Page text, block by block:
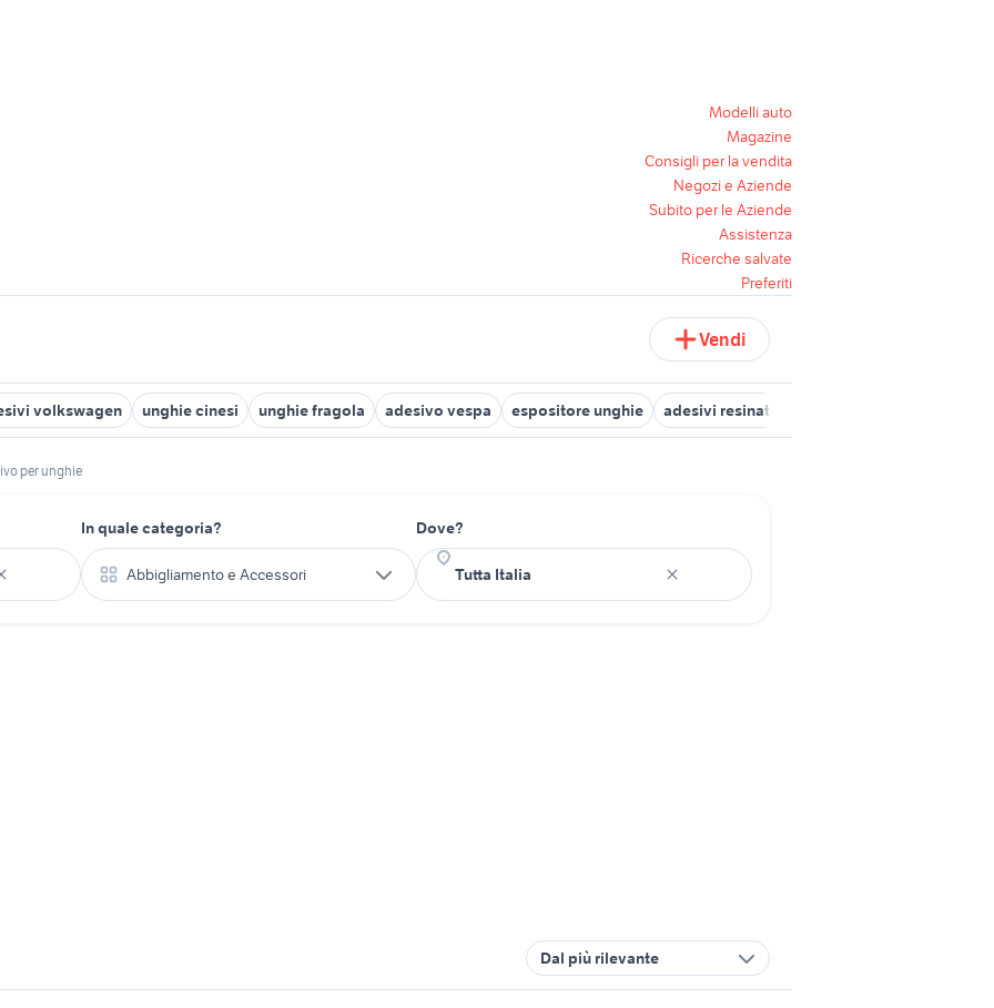
Modelli auto
Magazine
Consigli per la vendita
Negozi e Aziende
Subito per le Aziende
Assistenza
Ricerche salvate
Preferiti
Vendi
volkswagen unghie cinesi unghie fragola adesivo vespa espositore unghie adesivi resinati moto
per unghie
In quale categoria?
Abbigliamento e Accessori
Dove?
Dal più rilevante